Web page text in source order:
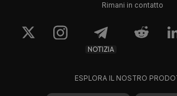
Rimani in contatto
NOTIZIA
ESPLORA IL NOSTRO